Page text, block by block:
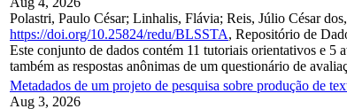
Polastri, Paulo César; Linhalis, Flávia; Reis, Júlio César
https://doi.org/10.25824/redu/BLSSTA, Repositório de
Este conjunto de dados contém 11 tutoriais orientativos e 5
também as respostas anônimas de um questionário de
Metadados de um projeto de pesquisa sobre produção de
Aug 3, 2026